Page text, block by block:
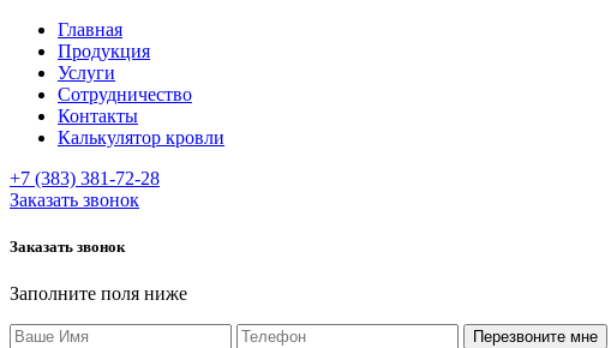
Главная
Продукция
Услуги
Сотрудничество
Контакты
Калькулятор кровли
+7 (383) 381-72-28
Заказать звонок
Заказать звонок
Заполните поля ниже